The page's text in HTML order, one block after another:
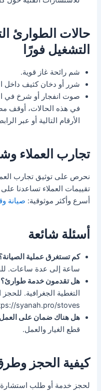
حالات الطوارئ
التشغيل فورًا
شم رائحة غاز قوية.
شرر أو دخان كثيف داخل
صوت انفجار أو شرخ في
في هذه الحالات، أوقف
الأرقام التالية أو عبر
تجارب العملاء
نحرص على توثيق تجارب
تقييمات العملاء تساعدنا
أسرع وأكثر موثوقية: صيانة
أسئلة شائعة
كم تستغرق عملية
ساعة إلى عدة ساعات.
هل تقدمون خدمة طوارئ؟
التغطية الجغرافية.
syanah.pro/stoves.
هل هناك ضمان على
قطع الغيار والعمل.
كيفية الحجز
لحجز خدمة أو طلب استشارة